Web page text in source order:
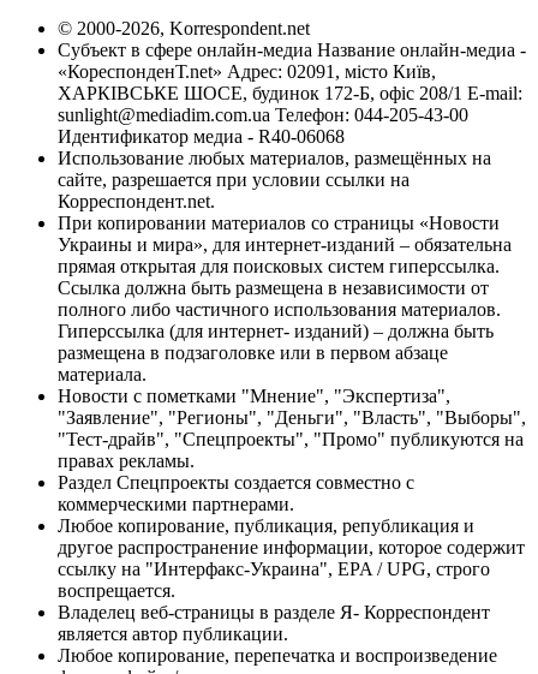
© 2000-2026, Korrespondent.net
Субъект в сфере онлайн-медиа Название онлайн-медиа -
«КореспонденТ.net» Адрес: 02091, місто Київ,
ХАРКІВСЬКЕ ШОСЕ, будинок 172-Б, офіс 208/1 E-mail:
sunlight@mediadim.com.ua Телефон: 044-205-43-00
Идентификатор медиа - R40-06068
Использование любых материалов, размещённых на
сайте, разрешается при условии ссылки на
Корреспондент.net.
При копировании материалов со страницы «Новости
Украины и мира», для интернет-изданий – обязательна
прямая открытая для поисковых систем гиперссылка.
Ссылка должна быть размещена в независимости от
полного либо частичного использования материалов.
Гиперссылка (для интернет- изданий) – должна быть
размещена в подзаголовке или в первом абзаце
материала.
Новости с пометками "Мнение", "Экспертиза",
"Заявление", "Регионы", "Деньги", "Власть", "Выборы",
"Тест-драйв", "Спецпроекты", "Промо" публикуются на
правах рекламы.
Раздел Спецпроекты создается совместно с
коммерческими партнерами.
Любое копирование, публикация, републикация и
другое распространение информации, которое содержит
ссылку на "Интерфакс-Украина", EPA / UPG, строго
воспрещается.
Владелец веб-страницы в разделе Я- Корреспондент
является автор публикации.
Любое копирование, перепечатка и воспроизведение